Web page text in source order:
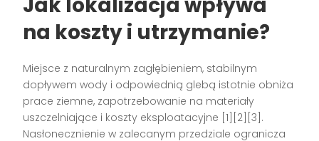
na koszty i utrzymanie?
Miejsce z naturalnym zagłębieniem, stabilnym
dopływem wody i odpowiednią glebą istotnie obniża
prace ziemne, zapotrzebowanie na materiały
uszczelniające i koszty eksploatacyjne [1][2][3].
Nasłonecznienie w zalecanym przedziale ogranicza